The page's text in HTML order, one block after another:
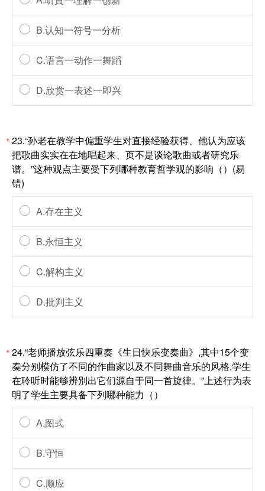
B.认知一符号一分析
C.语言一动作一舞蹈
D.欣赏一表述一即兴
*23.“孙老在教学中偏重学生对直接经验获得、他认为应该
把歌曲实实在在地唱起来、页不是谈论歌曲或者研究乐
谱。”这种观点主要受下列哪种教育哲学观的影响（）(易
错)
A.存在主义
B.永恒主义
C.解构主义
D.批判主义
*24.“老师播放弦乐四重奏《生日快乐变奏曲》,其中15个变
奏分别模仿了不同的作曲家以及不同舞曲音乐的风格,学生
在聆听时能够辨別出它们源自于同一首旋律。”上述行为表
明了学生主要具备下列哪种能力（）
A.图式
B.守恒
C.顺应